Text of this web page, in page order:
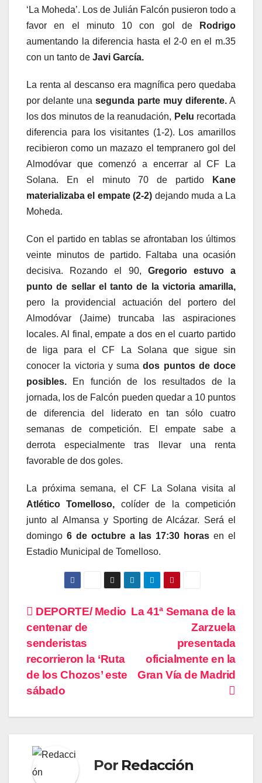
‘La Moheda’. Los de Julián Falcón pusieron todo a
favor en el minuto 10 con gol deRodrigo
aumentando la diferencia hasta el 2-0 en el m.35
con un tanto de Javi García.
La renta al descanso era magnífica pero quedaba
por delante una segunda parte muy diferente. A
los dos minutos de la reanudación, Pelu recortada
diferencia para los visitantes (1-2). Los amarillos
recibieron como un mazazo el tempranero gol del
Almodóvar que comenzó a encerrar al CF La
Solana. En el minuto 70 de partido
Kane
materializaba el empate (2-2) dejando muda a La
Moheda.
Con el partido en tablas se afrontaban los últimos
veinte minutos de partido. Faltaba una ocasión
decisiva. Rozando el 90, Gregorio estuvo a
punto de sellar el tanto de la victoria amarilla,
pero la providencial actuación del portero del
Almodóvar (Jaime) truncaba las aspiraciones
locales. Al final, empate a dos en el cuarto partido
de liga para el CF La Solana que sigue sin
conocer la victoria y sumados puntos de doce
posibles. En función de los resultados de la
jornada, los de Falcón pueden quedar a 10 puntos
de diferencia del liderato en tan sólo cuatro
semanas de competición. El empate sabe a
derrota especialmente tras llevar una renta
favorable de dos goles.
La próxima semana, el CF La Solana visita al
Atlético Tomelloso, colíder de la competición
junto al Almansa y Sporting de Alcázar. Será el
domingo 6 de octubre a las 17:30 horasen el
Estadio Municipal de Tomelloso.
Navegación
de
entradas
La 41ª Semana de la
Zarzuela
presentada
oficialmente en la
Gran Vía de Madrid
DEPORTE/ Medio
centenar de
senderistas
recorrieron la ‘Ruta
de los Chozos’ este
sábado
Por Redacción